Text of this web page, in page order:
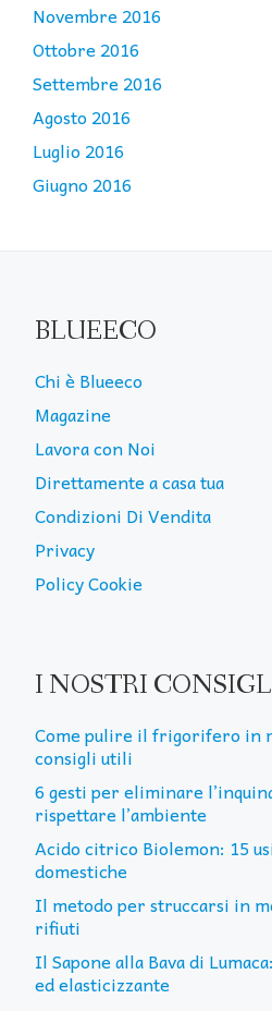
Novembre 2016
Ottobre 2016
Settembre 2016
Agosto 2016
Luglio 2016
Giugno 2016
BLUEECO
Chi è Blueeco
Magazine
Lavora con Noi
Direttamente a casa tua
Condizioni Di Vendita
Privacy
Policy Cookie
I NOSTRI
Come pulire il frigorifero in
consigli utili
6 gesti per eliminare
rispettare l’ambiente
Acido citrico Biolemon: 15
domestiche
Il metodo per struccarsi in
rifiuti
Il Sapone alla Bava di
ed elasticizzante